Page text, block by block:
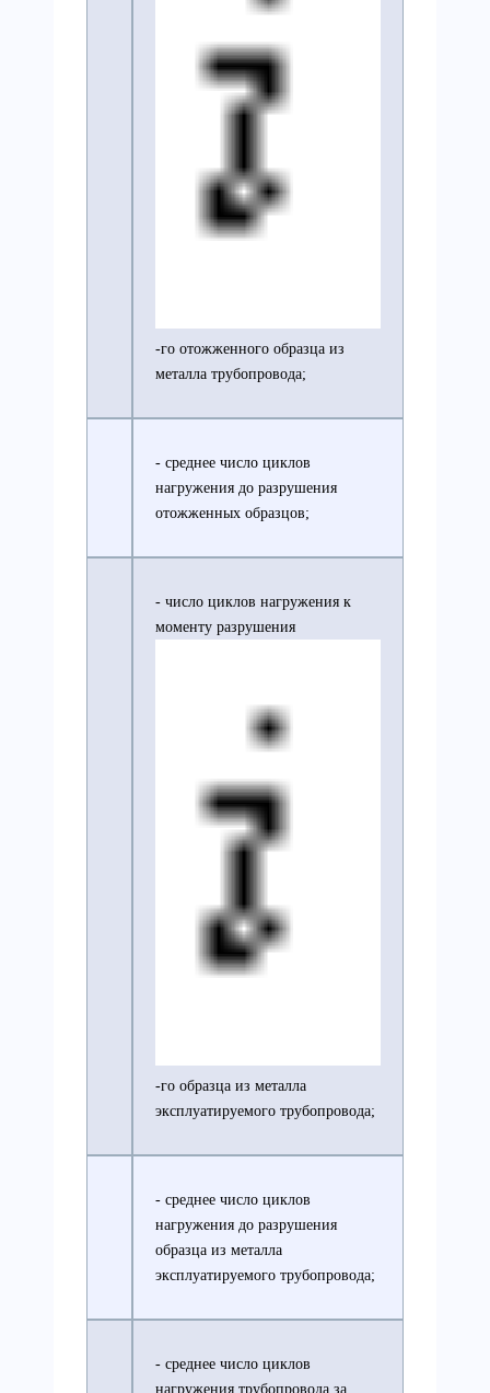
-го отожженного образца из
металла трубопровода;
- среднее число циклов
нагружения до разрушения
отожженных образцов;
- число циклов нагружения к
моменту разрушения
-го образца из металла
эксплуатируемого трубопровода;
- среднее число циклов
нагружения до разрушения
образца из металла
эксплуатируемого трубопровода;
- среднее число циклов
нагружения трубопровода за